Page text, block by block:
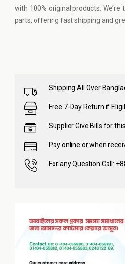
with 100% original products.
parts, offering fast shipping and
Shipping All Over
Free 7-Day Return if
Supplier Give Bills for
Pay online or when
For any Question Call: